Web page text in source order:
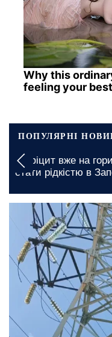
Why this
feeling your
ПОПУЛЯРНІ
Дефіцит вже на
стати рідкістю в
сьогодні, 12:00